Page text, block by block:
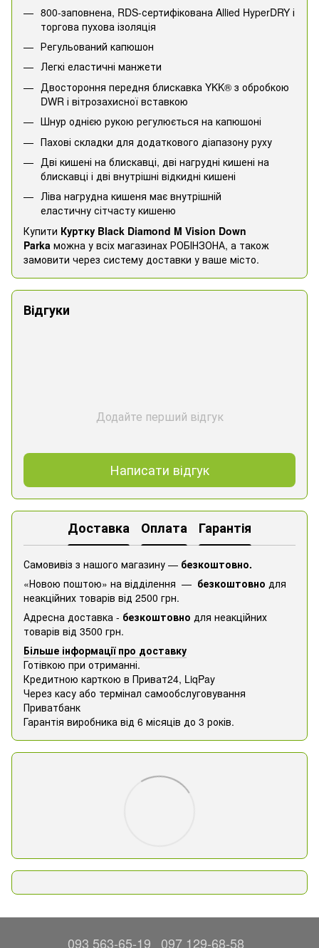
800-заповнена, RDS-сертифікована Allied HyperDRY і
торгова пухова ізоляція
Регульований капюшон
Легкі еластичні манжети
Двостороння передня блискавка YKK® з обробкою
DWR і вітрозахисної вставкою
Шнур однією рукою регулюється на капюшоні
Пахові складки для додаткового діапазону руху
Дві кишені на блискавці, дві нагрудні кишені на
блискавці і дві внутрішні відкидні кишені
Ліва нагрудна кишеня має внутрішній
еластичну сітчасту кишеню
Купити Куртку Black Diamond M Vision Down
Parka можна у всіх магазинах РОБІНЗОНА, а також
замовити через систему доставки у ваше місто.
Відгуки
Додайте перший відгук
Написати відгук
Доставка Оплата Гарантія
Самовивіз з нашого магазину — безкоштовно.
«Новою поштою» на відділення — безкоштовно для
неакційних товарів від 2500 грн.
Адресна доставка - безкоштовно для неакційних
товарів від 3500 грн.
Більше інформації про доставку
Готівкою при отриманні.
Кредитною карткою в Приват24, ​​LiqPay
Через касу або термінал самообслуговування
Приватбанк
Гарантія виробника від 6 місяців до 3 років.
093 563-65-19 097 129-68-58